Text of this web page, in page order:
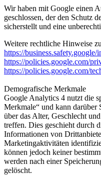
Wir haben mit Google einen
geschlossen, der den Schutz
sicherstellt und eine
Weitere rechtliche Hinweise
https://business.safety.google/
https://policies.google.com/
https://policies.google.com/
Demografische Merkmale
Google Analytics 4 nutzt die
Merkmale“ und kann darüber
über das Alter, Geschlecht
treffen. Dies geschieht durch
Informationen von
Marketingaktivitäten
können jedoch keiner
werden nach einer
gelöscht.